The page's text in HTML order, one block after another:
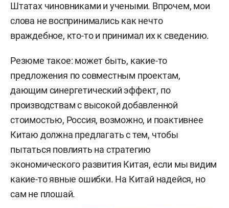
Штатах чиновниками и учеными. Впрочем, мои
слова не воспринимались как нечто
враждебное, кто-то и принимал их к сведению.
Резюме такое: может быть, какие-то
предложения по совместным проектам,
дающим синергетический эффект, по
производствам с высокой добавленной
стоимостью, Россия, возможно, и поактивнее
Китаю должна предлагать с тем, чтобы
пытаться повлиять на стратегию
экономического развития Китая, если мы видим
какие-то явные ошибки. На Китай надейся, но
сам не плошай.